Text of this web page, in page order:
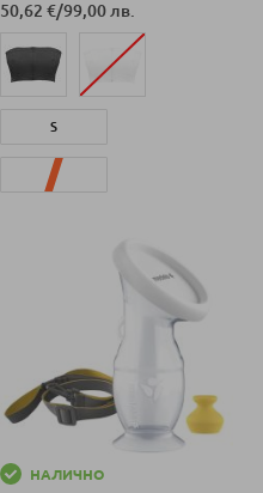
50,62 €/99,00 лв.
S
L
НАЛИЧНО